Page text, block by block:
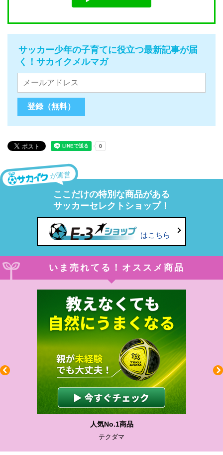
サッカー少年の子育てに役立つ最新記事が届
く！サカイクメルマガ
が運営
ここだけの特別な商品がある
サッカーセレクトショップ！
はこちら
いま売れてる！オススメ商品